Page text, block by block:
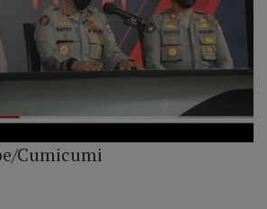
Cumicumi